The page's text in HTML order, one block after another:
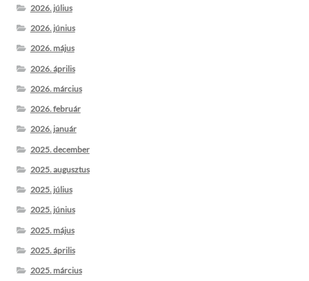
2026. július
2026. június
2026. május
2026. április
2026. március
2026. február
2026. január
2025. december
2025. augusztus
2025. július
2025. június
2025. május
2025. április
2025. március